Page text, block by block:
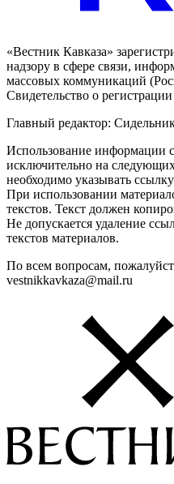
«Вестник Кавказа»
надзору в сфере связи,
массовых коммуникаций
Свидетельство о
Главный редактор:
Использование информации
исключительно на
необходимо указывать
При использовании
текстов. Текст должен
Не допускается удаление
текстов материалов.
По всем вопросам,
vestnikkavkaza@mail.ru